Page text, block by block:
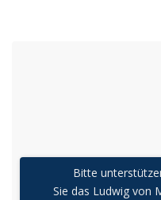
Bitte
Sie das Ludwig von